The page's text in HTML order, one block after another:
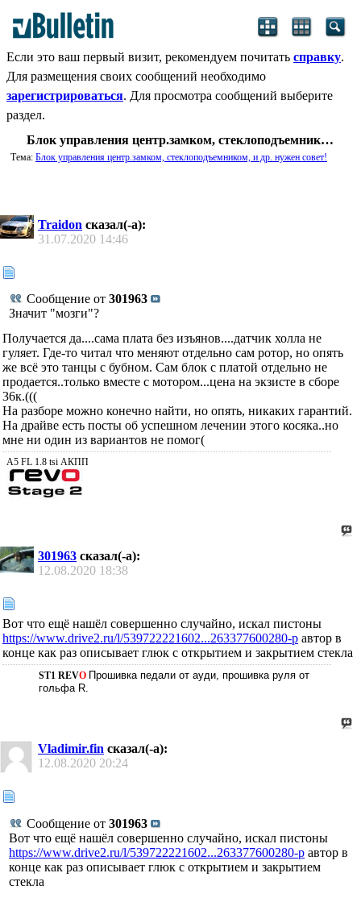
Если это ваш первый визит, рекомендуем почитать справку.
Для размещения своих сообщений необходимо
зарегистрироваться. Для просмотра сообщений выберите
раздел.
Блок управления центр.замком, стеклоподъемником, и др. нужен совет!
Тема: Блок управления центр.замком, стеклоподъемником, и др. нужен совет!
Traidon сказал(-а):
31.07.2020 14:46
Сообщение от 301963
Значит "мозги"?
Получается да....сама плата без изъянов....датчик холла не
гуляет. Где-то читал что меняют отдельно сам ротор, но опять
же всё это танцы с бубном. Сам блок с платой отдельно не
продается..только вместе с мотором...цена на экзисте в сборе
36к.(((
На разборе можно конечно найти, но опять, никаких гарантий.
На драйве есть посты об успешном лечении этого косяка..но
мне ни один из вариантов не помог(
А5 FL 1.8 tsi АКПП
301963 сказал(-а):
12.08.2020 18:38
Вот что ещё нашёл совершенно случайно, искал пистоны
https://www.drive2.ru/l/539722221602...263377600280-p автор в
конце как раз описывает глюк с открытием и закрытием стекла
ST1 REVO Прошивка педали от ауди, прошивка руля от
гольфа R.
Vladimir.fin сказал(-а):
12.08.2020 20:24
Сообщение от 301963
Вот что ещё нашёл совершенно случайно, искал пистоны
https://www.drive2.ru/l/539722221602...263377600280-p автор в
конце как раз описывает глюк с открытием и закрытием
стекла